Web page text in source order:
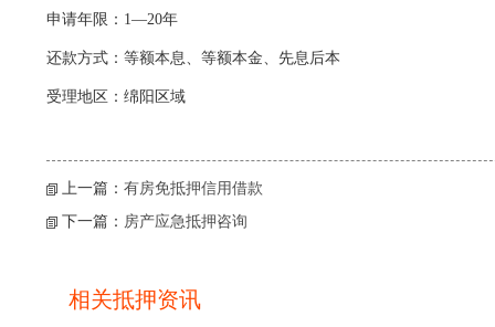
申请年限：1—20年
还款方式：等额本息、等额本金、先息后本
受理地区：绵阳区域
上一篇： 有房免抵押信用借款
下一篇： 房产应急抵押咨询
相关抵押资讯